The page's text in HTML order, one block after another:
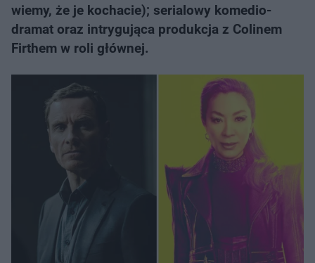
wiemy, że je kochacie); serialowy komedio-
dramat oraz intrygująca produkcja z Colinem
Firthem w roli głównej.